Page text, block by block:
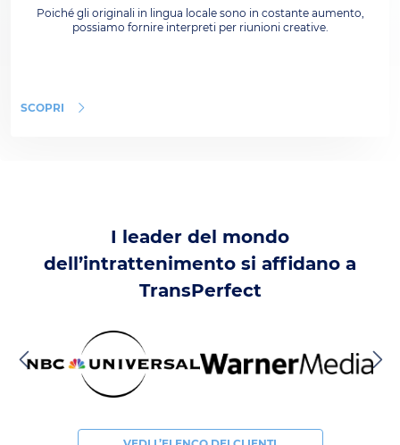
Poiché gli originali in lingua locale sono in costante aumento,
possiamo fornire interpreti per riunioni creative.
SCOPRI
I leader del mondo
dell’intrattenimento si affidano a
TransPerfect